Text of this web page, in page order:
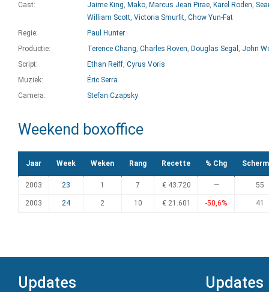
Cast: Jaime King, Mako, Marcus Jean Pirae, Karel Roden,
William Scott, Victoria Smurfit, Chow Yun-Fat
Regie:
Paul Hunter
Productie:
Terence Chang, Charles Roven, Douglas Segal , John
Script:
Ethan Reiff, Cyrus Voris
Muziek:
Éric Serra
Camera:
Stefan Czapsky
Weekend boxoffice
Jaar Week Weken Rang Recette % Chg
2003 23 1 7 € 43.720 — 55
2003 24 2 10 € 21.601 -50,6% 41
Updates Updates